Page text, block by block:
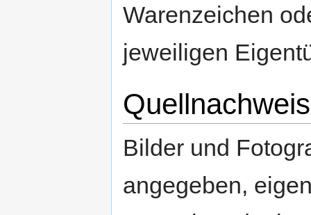
Warenzeichen
jeweiligen
Bilder und
angegeben,